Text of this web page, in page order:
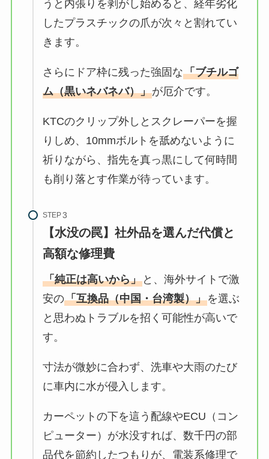
うと内張りを剥がし始めると、経年劣化
したプラスチックの爪が次々と割れてい
きます。
さらにドア枠に残った強固な「ブチルゴ
ム（黒いネバネバ）」が厄介です。
KTCのクリップ外しとスクレーパーを握
りしめ、10mmボルトを舐めないように
祈りながら、指先を真っ黒にして何時間
も削り落とす作業が待っています。
STEP
【水没の罠】社外品を選んだ代償と
高額な修理費
「純正は高いから」と、海外サイトで激
安の「互換品（中国・台湾製）」を選ぶ
と思わぬトラブルを招く可能性が高いで
す。
寸法が微妙に合わず、洗車や大雨のたび
に車内に水が侵入します。
カーペットの下を這う配線やECU（コン
ピューター）が水没すれば、数千円の部
品代を節約したつもりが、電装系修理で